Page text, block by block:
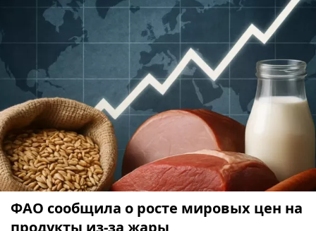
ФАО сообщила о росте мировых цен на
продукты из-за жары